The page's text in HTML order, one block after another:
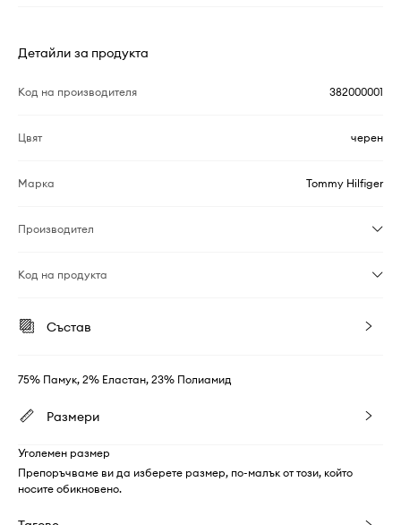
Детайли за продукта
Код на производителя 382000001
Цвят черен
Марка Tommy Hilfiger
Производител
Код на продукта
Състав
75% Памук, 2% Еластан, 23% Полиамид
Размери
Уголемен размер
Препоръчваме ви да изберете размер, по-малък от този, който
носите обикновено.